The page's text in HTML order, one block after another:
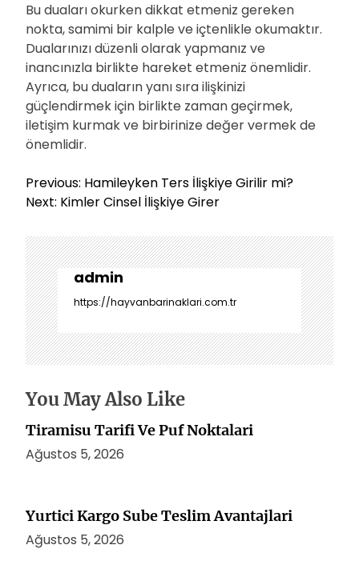
Bu duaları okurken dikkat etmeniz gereken
nokta, samimi bir kalple ve içtenlikle okumaktır.
Dualarınızı düzenli olarak yapmanız ve
inancınızla birlikte hareket etmeniz önemlidir.
Ayrıca, bu duaların yanı sıra ilişkinizi
güçlendirmek için birlikte zaman geçirmek,
iletişim kurmak ve birbirinize değer vermek de
önemlidir.
Y
a
ı
g
e
z
i
n
m
s
i
Previous: Hamileyken Ters İlişkiye Girilir mi?
Next: Kimler Cinsel İlişkiye Girer
admin
https://hayvanbarinaklari.com.tr
You May Also Like
Tiramisu Tarifi Ve Puf Noktalari
Ağustos 5, 2026
Yurtici Kargo Sube Teslim Avantajlari
Ağustos 5, 2026